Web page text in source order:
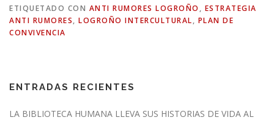
ETIQUETADO CON ANTI RUMORES LOGROÑO , ESTRATEGIA
ANTI RUMORES, LOGROÑO INTERCULTURAL, PLAN DE
CONVIVENCIA
ENTRADAS RECIENTES
LA BIBLIOTECA HUMANA LLEVA SUS HISTORIAS DE VIDA AL